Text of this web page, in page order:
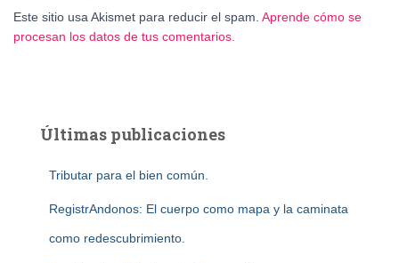
Este sitio usa Akismet para reducir el spam. Aprende cómo se
procesan los datos de tus comentarios.
Últimas publicaciones
Tributar para el bien común.
RegistrAndonos: El cuerpo como mapa y la caminata
como redescubrimiento.